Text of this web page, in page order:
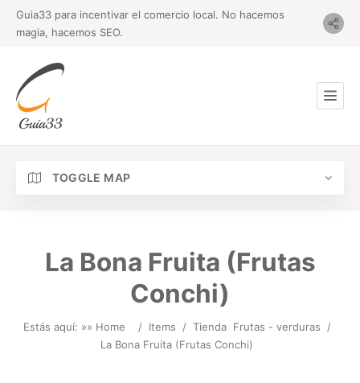
Guia33 para incentivar el comercio local. No hacemos
magia, hacemos SEO.
TOGGLE MAP
La Bona Fruita (Frutas
Conchi)
Estás aquí: »» Home / Items / Tienda Frutas - verduras
/
La Bona Fruita (Frutas Conchi)